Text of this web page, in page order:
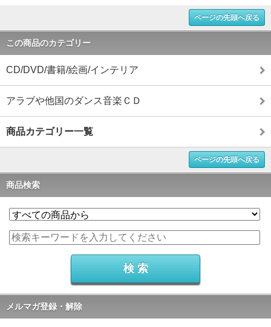
ページの先頭へ戻る
この商品のカテゴリー
CD/DVD/書籍/絵画/インテリア
アラブや他国のダンス音楽ＣＤ
商品カテゴリー一覧
ページの先頭へ戻る
商品検索
メルマガ登録・解除